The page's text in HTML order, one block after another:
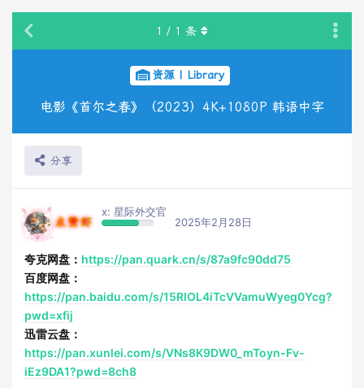
资源 | Library
电影《首尔之春》（2023）4K+1080P 韩语中字
分享
1 / 1 条
点赞虾
x: 星际外交官
2025年2月28日
夸克网盘： https://pan.quark.cn/s/87a9fc90dd75
百度网盘：
https://pan.baidu.com/s/15RIOL4iTcVVamuWyeg0Ycg?
pwd=xfij
迅雷云盘：
https://pan.xunlei.com/s/VNs8K9DW0_mToyn-Fv-
iEz9DA1?pwd=8ch8